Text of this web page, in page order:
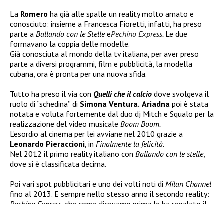
La Romero ha già alle spalle un reality molto amato e
conosciuto: insieme a Francesca Fioretti, infatti, ha preso
parte a Ballando con le StelleePechino Express. Le due
formavano la coppia delle modelle.
Già conosciuta al mondo della tv italiana, per aver preso
parte a diversi programmi, film e pubblicità, la modella
cubana, ora è pronta per una nuova sfida.
Tutto ha preso il via con Quelli che il calcio dove svolgeva il
ruolo di “schedina” di Simona Ventura. Ariadna poi è stata
notata e voluta fortemente dal duo dj Mitch e Squalo per la
realizzazione del video musicale Boom Boom.
L’esordio al cinema per lei avviane nel 2010 grazie a
Leonardo Pieraccioni, in Finalmente la felicità.
Nel 2012 il primo reality italiano con Ballando con le stelle,
dove si è classificata decima.
Poi vari spot pubblicitari e uno dei volti noti di Milan Channel
fino al 2013. E sempre nello stesso anno il secondo reality: